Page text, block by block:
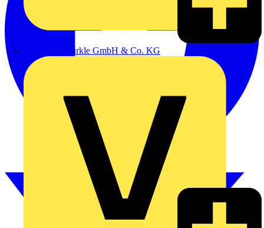
Alexander Bürkle GmbH & Co. KG